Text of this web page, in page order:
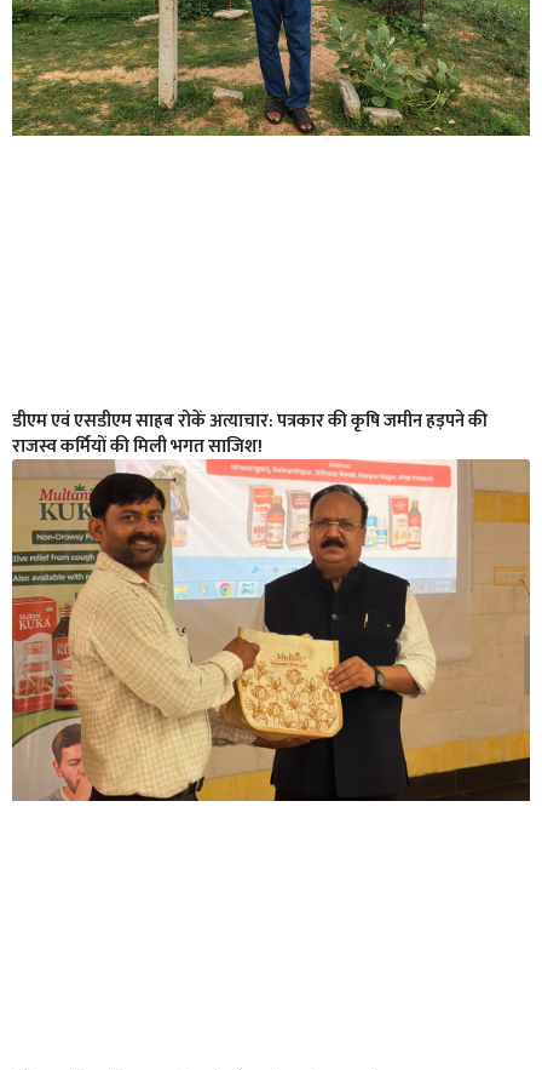
डीएम एवं एसडीएम साहब रोकें अत्याचार: पत्रकार की कृषि जमीन हड़पने की
राजस्व कर्मियों की मिली भगत साजिश!